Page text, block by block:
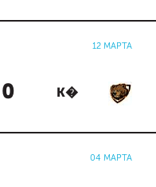
12 МАРТА
0 К�
04 МАРТА